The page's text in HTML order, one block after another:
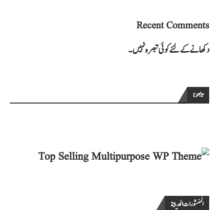
Recent Comments
دکھانے کے لئے کوئی تبصرہ نہیں۔
تابعونا
المنشورات الحديثة